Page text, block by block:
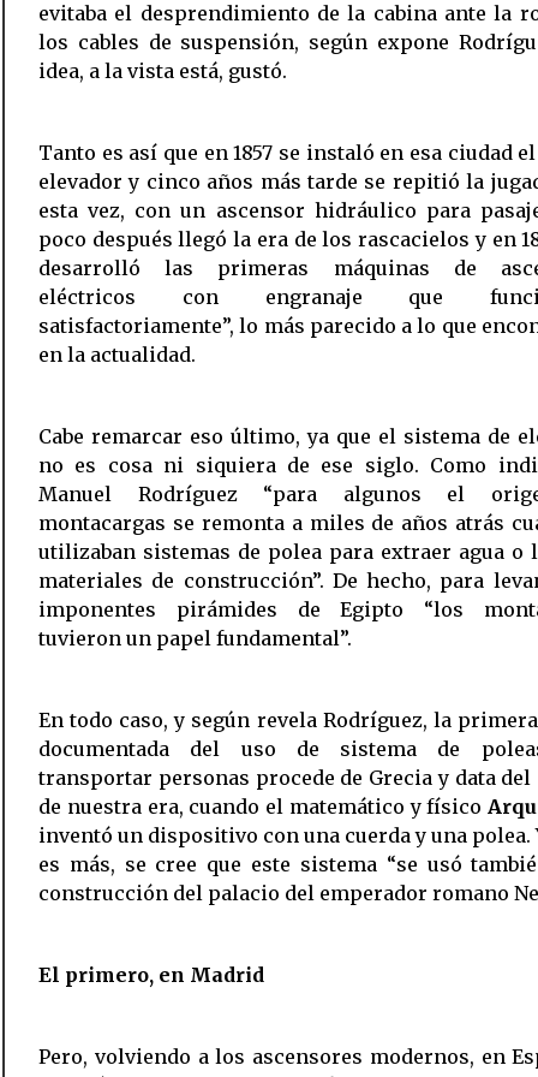
evitaba el desprendimiento de la cabina ante la
los cables de suspensión, según expone
idea, a la vista está, gustó.
Tanto es así que en 1857 se instaló en esa ciudad
elevador y cinco años más tarde se repitió la
esta vez, con un ascensor hidráulico para
poco después llegó la era de los rascacielos y en
desarrolló las primeras máquinas de
eléctricos con engranaje que
satisfactoriamente”, lo más parecido a lo que
en la actualidad.
Cabe remarcar eso último, ya que el sistema de
no es cosa ni siquiera de ese siglo. Como
Manuel Rodríguez “para algunos el
montacargas se remonta a miles de años atrás
utilizaban sistemas de polea para extraer agua o
materiales de construcción”. De hecho, para
imponentes pirámides de Egipto “los
tuvieron un papel fundamental”.
En todo caso, y según revela Rodríguez, la
documentada del uso de sistema de
transportar personas procede de Grecia y data del
de nuestra era, cuando el matemático y físico
inventó un dispositivo con una cuerda y una polea.
es más, se cree que este sistema “se usó
construcción del palacio del emperador romano
El primero, en Madrid
Pero, volviendo a los ascensores modernos, en